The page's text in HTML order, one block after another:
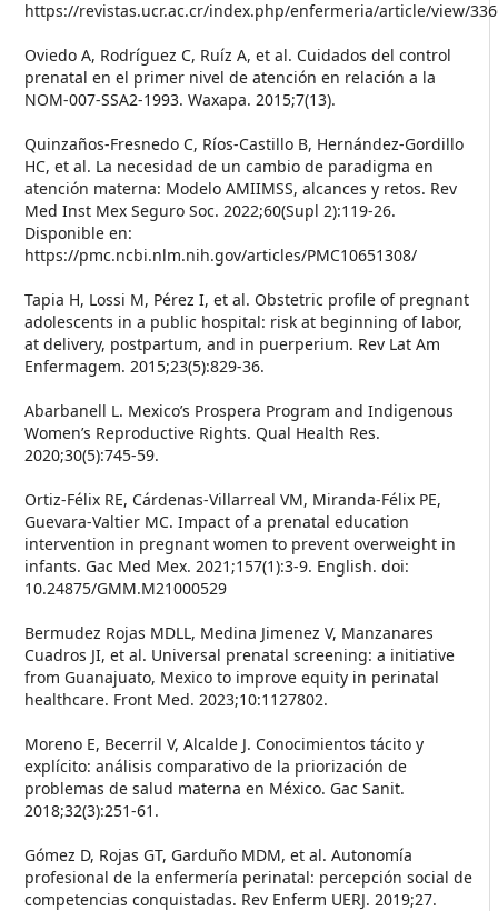
https://revistas.ucr.ac.cr/index.php/enfermeria/article/view/
Oviedo A, Rodríguez C, Ruíz A, et al. Cuidados del control
prenatal en el primer nivel de atención en relación a la
NOM-007-SSA2-1993. Waxapa. 2015;7(13).
Quinzaños-Fresnedo C, Ríos-Castillo B, Hernández-Gordillo
HC, et al. La necesidad de un cambio de paradigma en
atención materna: Modelo AMIIMSS, alcances y retos. Rev
Med Inst Mex Seguro Soc. 2022;60(Supl 2):119-26.
Disponible en:
https://pmc.ncbi.nlm.nih.gov/articles/PMC10651308/
Tapia H, Lossi M, Pérez I, et al. Obstetric profile of pregnant
adolescents in a public hospital: risk at beginning of labor,
at delivery, postpartum, and in puerperium. Rev Lat Am
Enfermagem. 2015;23(5):829-36.
Abarbanell L. Mexico’s Prospera Program and Indigenous
Women’s Reproductive Rights. Qual Health Res.
2020;30(5):745-59.
Ortiz-Félix RE, Cárdenas-Villarreal VM, Miranda-Félix PE,
Guevara-Valtier MC. Impact of a prenatal education
intervention in pregnant women to prevent overweight in
infants. Gac Med Mex. 2021;157(1):3-9. English. doi:
10.24875/GMM.M21000529
Bermudez Rojas MDLL, Medina Jimenez V, Manzanares
Cuadros JI, et al. Universal prenatal screening: a initiative
from Guanajuato, Mexico to improve equity in perinatal
healthcare. Front Med. 2023;10:1127802.
Moreno E, Becerril V, Alcalde J. Conocimientos tácito y
explícito: análisis comparativo de la priorización de
problemas de salud materna en México. Gac Sanit.
2018;32(3):251-61.
Gómez D, Rojas GT, Garduño MDM, et al. Autonomía
profesional de la enfermería perinatal: percepción social de
competencias conquistadas. Rev Enferm UERJ. 2019;27.